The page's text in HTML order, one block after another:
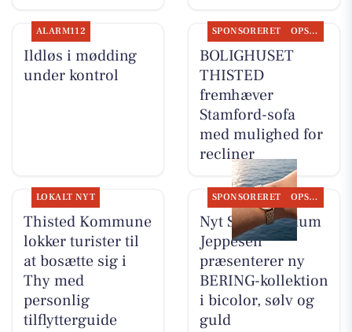
ALARM112
Ildløs i mødding
under kontrol
SPONSORERET OPSLAGSTAVLEN
BOLIGHUSET
THISTED
fremhæver
Stamford-sofa
med mulighed for
recliner
LOKALT NYT
Thisted Kommune
lokker turister til
at bosætte sig i
Thy med
personlig
tilflytterguide
SPONSORERET OPSLAGSTAVLEN
Nyt Syn Brøndum
Jeppesen
præsenterer ny
BERING-kollektion
i bicolor, sølv og
guld